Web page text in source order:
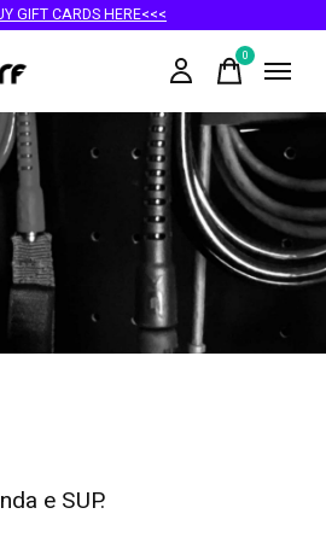
GIFT CARDS HERE<<<
0items
e SUP.